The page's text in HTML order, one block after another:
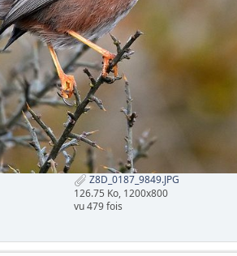
Z8D_0187_9849.JPG
126.75 Ko, 1200x800
vu 479 fois